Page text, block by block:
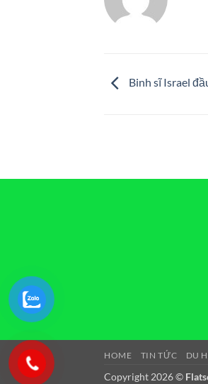
Binh sĩ Israel
HOME TIN TỨC DU
Copyright 2026 ©